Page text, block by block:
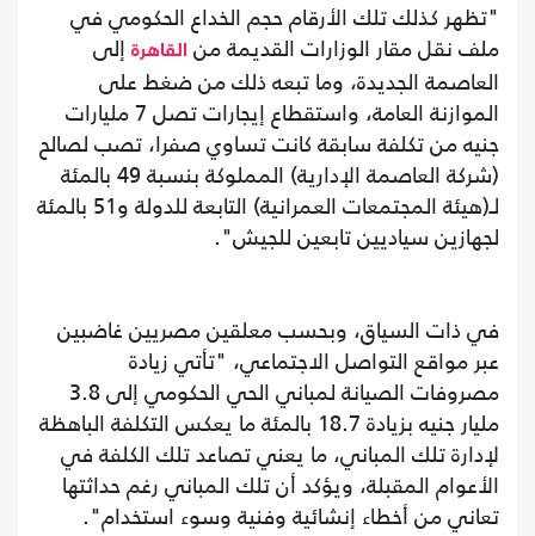
"تظهر كذلك تلك الأرقام حجم الخداع الحكومي في
ملف نقل مقار الوزارات القديمة من القاهرة إلى
العاصمة الجديدة، وما تبعه ذلك من ضغط على
الموازنة العامة، واستقطاع إيجارات تصل 7 مليارات
جنيه من تكلفة سابقة كانت تساوي صفرا، تصب لصالح
(شركة العاصمة الإدارية) المملوكة بنسبة 49 بالمئة
لـ(هيئة المجتمعات العمرانية) التابعة للدولة و51 بالمئة
لجهازين سياديين تابعين للجيش".
في ذات السياق، وبحسب معلقين مصريين غاضبين
عبر مواقع التواصل الاجتماعي، "تأتي زيادة
مصروفات الصيانة لمباني الحي الحكومي إلى 3.8
مليار جنيه بزيادة 18.7 بالمئة ما يعكس التكلفة الباهظة
لإدارة تلك المباني، ما يعني تصاعد تلك الكلفة في
الأعوام المقبلة، ويؤكد أن تلك المباني رغم حداثتها
تعاني من أخطاء إنشائية وفنية وسوء استخدام".